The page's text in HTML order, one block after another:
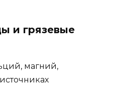
и грязевые
магний,